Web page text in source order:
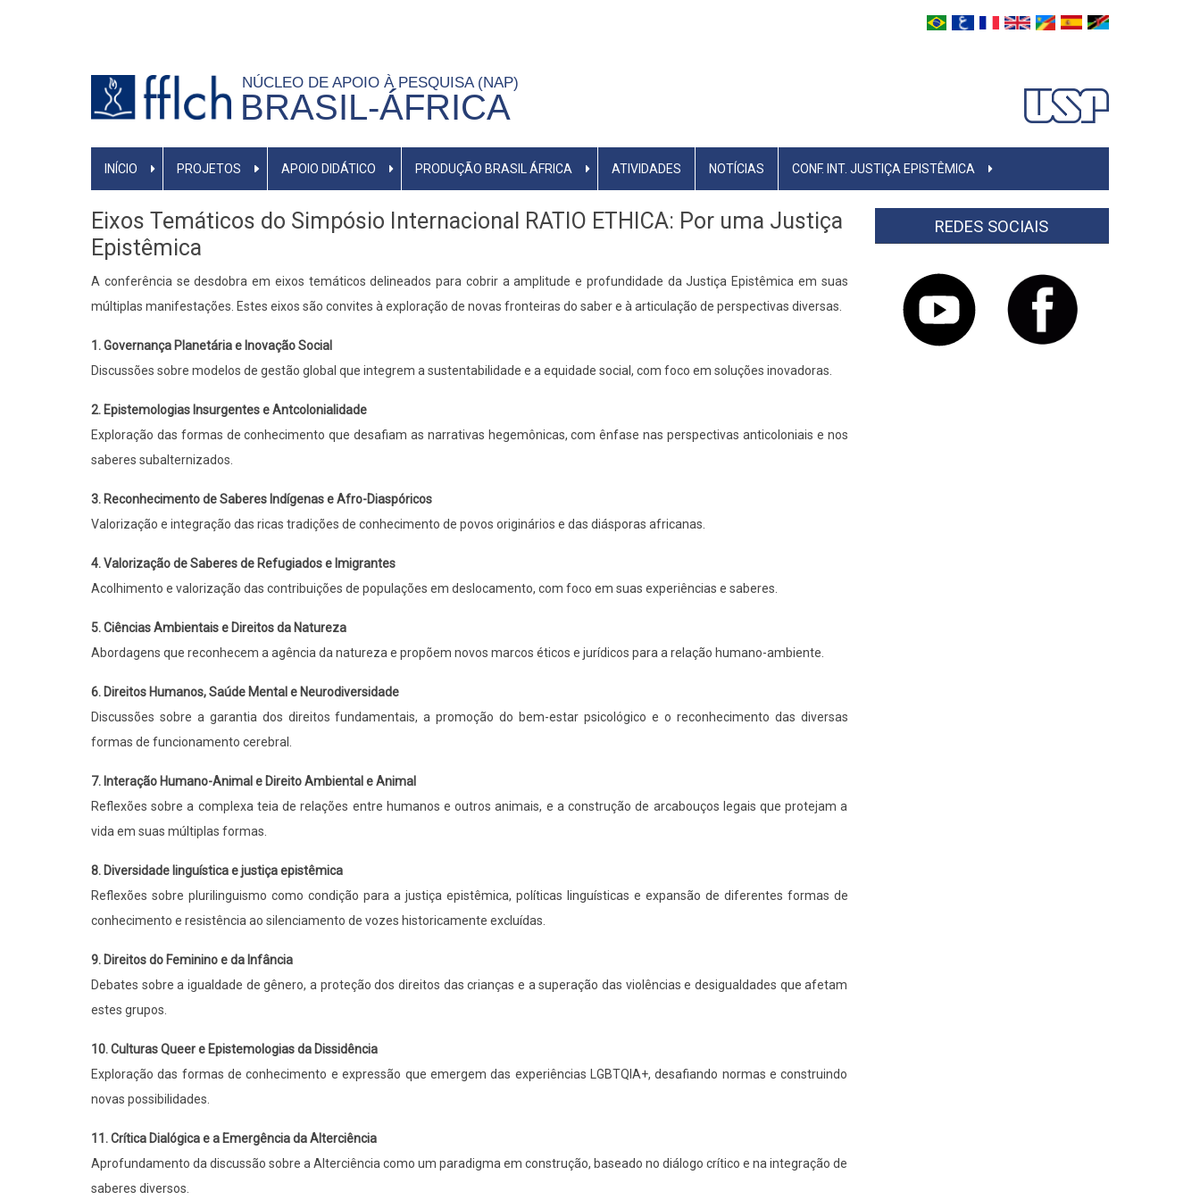
NÚCLEO DE APOIO À PESQUISA (NAP)
BRASIL-ÁFRICA
NAVEGAÇÃO
INÍCIO PROJETOS APOIO DIDÁTICO PRODUÇÃO BRASIL ÁFRICA ATIVIDADES NOTÍCIAS CONF. INT. JUSTIÇA EPISTÊMICA
Eixos Temáticos do Simpósio Internacional RATIO ETHICA: Por uma Justiça
Epistêmica
A conferência se desdobra em eixos temáticos delineados para cobrir a amplitude e profundidade da Justiça Epistêmica em suas
múltiplas manifestações. Estes eixos são convites à exploração de novas fronteiras do saber e à articulação de perspectivas diversas.
1. Governança Planetária e Inovação Social
Discussões sobre modelos de gestão global que integrem a sustentabilidade e a equidade social, com foco em soluções inovadoras.
2. Epistemologias Insurgentes e Antcolonialidade
Exploração das formas de conhecimento que desafiam as narrativas hegemônicas, com ênfase nas perspectivas anticoloniais e nos
saberes subalternizados.
3. Reconhecimento de Saberes Indígenas e Afro-Diaspóricos
Valorização e integração das ricas tradições de conhecimento de povos originários e das diásporas africanas.
4. Valorização de Saberes de Refugiados e Imigrantes
Acolhimento e valorização das contribuições de populações em deslocamento, com foco em suas experiências e saberes.
5. Ciências Ambientais e Direitos da Natureza
Abordagens que reconhecem a agência da natureza e propõem novos marcos éticos e jurídicos para a relação humano-ambiente.
6. Direitos Humanos, Saúde Mental e Neurodiversidade
Discussões sobre a garantia dos direitos fundamentais, a promoção do bem-estar psicológico e o reconhecimento das diversas
formas de funcionamento cerebral.
7. Interação Humano-Animal e Direito Ambiental e Animal
Reflexões sobre a complexa teia de relações entre humanos e outros animais, e a construção de arcabouços legais que protejam a
vida em suas múltiplas formas.
8. Diversidade linguística e justiça epistêmica
Reflexões sobre plurilinguismo como condição para a justiça epistêmica, políticas linguísticas e expansão de diferentes formas de
conhecimento e resistência ao silenciamento de vozes historicamente excluídas.
9. Direitos do Feminino e da Infância
Debates sobre a igualdade de gênero, a proteção dos direitos das crianças e a superação das violências e desigualdades que afetam
estes grupos.
10. Culturas Queer e Epistemologias da Dissidência
Exploração das formas de conhecimento e expressão que emergem das experiências LGBTQIA+, desafiando normas e construindo
novas possibilidades.
11. Crítica Dialógica e a Emergência da Alterciência
Aprofundamento da discussão sobre a Alterciência como um paradigma em construção, baseado no diálogo crítico e na integração de
saberes diversos.
REDES SOCIAIS